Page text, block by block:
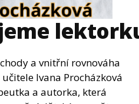
a vnitřní rovnováha
Ivana Procházková
a autorka, která